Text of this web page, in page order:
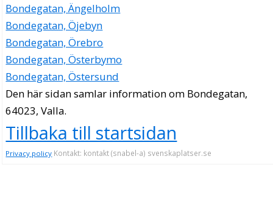
Bondegatan, Ängelholm
Bondegatan, Öjebyn
Bondegatan, Örebro
Bondegatan, Österbymo
Bondegatan, Östersund
Den här sidan samlar information om Bondegatan,
64023, Valla.
Tillbaka till startsidan
Privacy policy Kontakt: kontakt (snabel-a) svenskaplatser.se